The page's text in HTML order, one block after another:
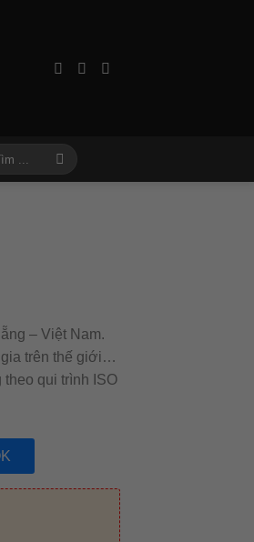
– Việt Nam.
gia trên thế giới…
qui trình ISO